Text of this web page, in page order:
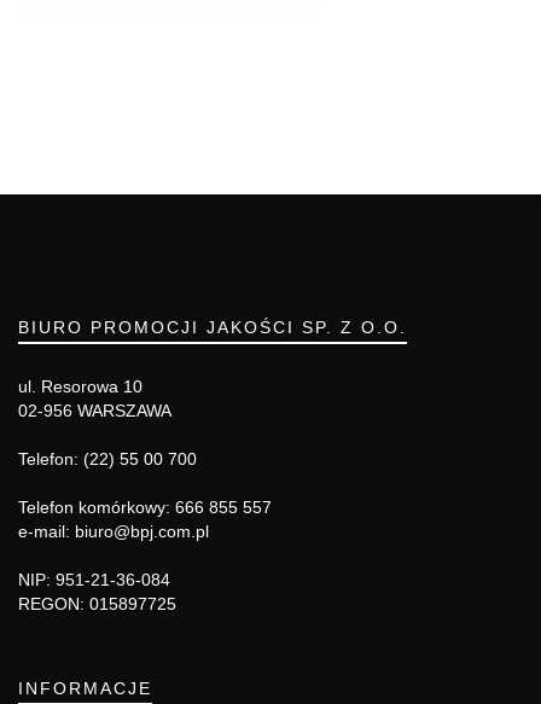
BIURO PROMOCJI JAKOŚCI SP. Z O.O.
ul. Resorowa 10
02-956 WARSZAWA
Telefon: (22) 55 00 700
Telefon komórkowy: 666 855 557
e-mail: biuro@bpj.com.pl
NIP: 951-21-36-084
REGON: 015897725
INFORMACJE